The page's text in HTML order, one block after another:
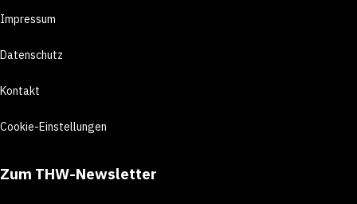
Impressum
Datenschutz
Kontakt
Cookie-Einstellungen
Zum THW-Newsletter